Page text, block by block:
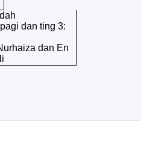
dan ting 3:
dan En